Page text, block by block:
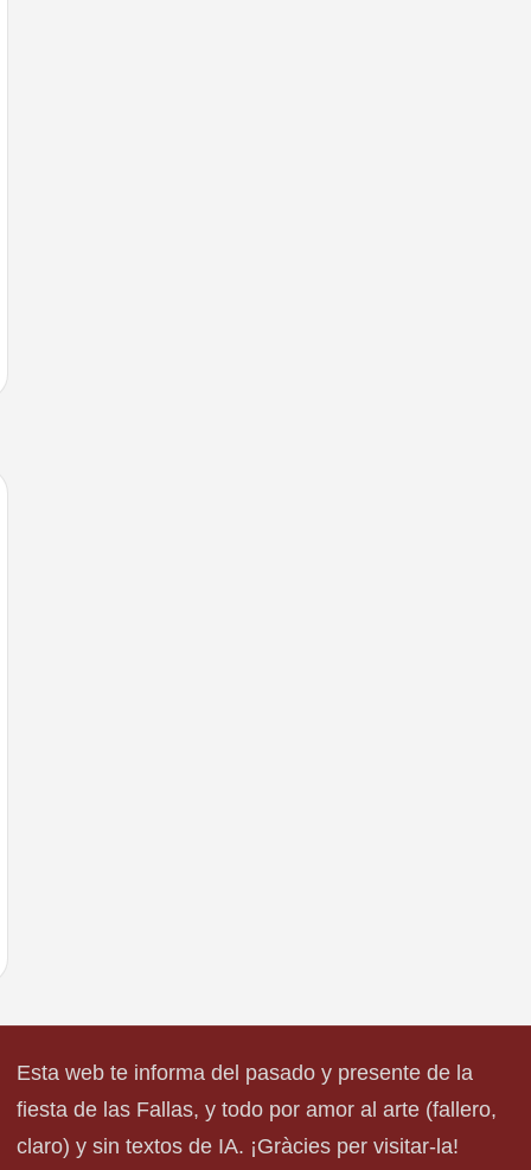
Esta web te informa del pasado y presente de la
fiesta de las Fallas, y todo por amor al arte (fallero,
claro) y sin textos de IA. ¡Gràcies per visitar-la!